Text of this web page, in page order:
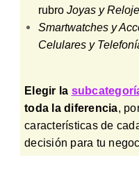
rubro Joyas y
Smartwatches y
Celulares y
Elegir la
toda la diferencia,
características de
decisión para tu